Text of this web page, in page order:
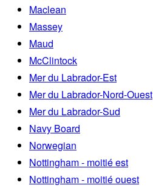
Maclean
Massey
Maud
McClintock
Mer du Labrador-Est
Mer du Labrador-Nord-Ouest
Mer du Labrador-Sud
Navy Board
Norwegian
Nottingham - moitié est
Nottingham - moitié ouest